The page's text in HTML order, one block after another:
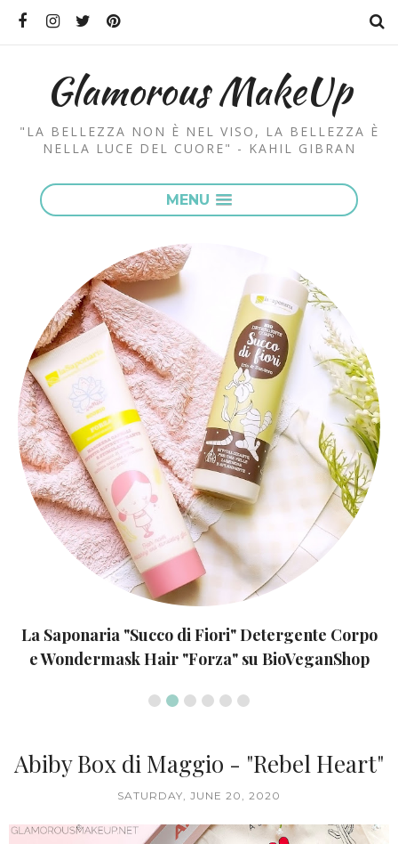
Glamorous MakeUp
"LA BELLEZZA NON È NEL VISO, LA BELLEZZA È
NELLA LUCE DEL CUORE" - KAHIL GIBRAN
MENU
La Saponaria "Succo di Fiori" Detergente Corpo
e Wondermask Hair "Forza" su BioVeganShop
Abiby Box di Maggio - "Rebel Heart"
SATURDAY, JUNE 20, 2020